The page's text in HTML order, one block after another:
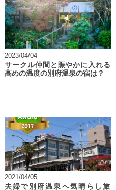
2023/04/04
サークル仲間と賑やかに入れる
高めの温度の別府温泉の宿は？
2021/04/05
夫婦で別府温泉へ気晴らし旅